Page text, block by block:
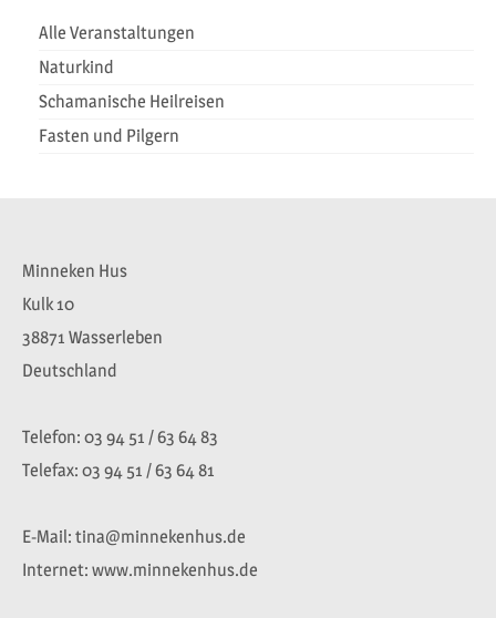
Alle Veranstaltungen
Naturkind
Schamanische Heilreisen
Fasten und Pilgern
Minneken Hus
Kulk 10
38871 Wasserleben
Deutschland
Telefon: 03 94 51 / 63 64 83
Telefax: 03 94 51 / 63 64 81
E-Mail: tina@minnekenhus.de
Internet: www.minnekenhus.de